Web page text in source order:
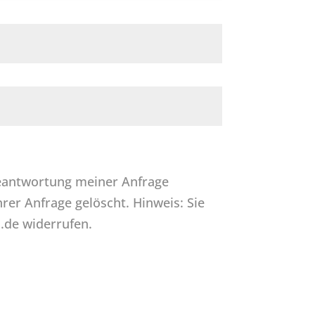
meiner Anfrage
Anfrage gelöscht. Hinweis: Sie
widerrufen.